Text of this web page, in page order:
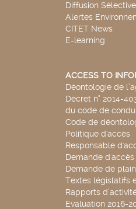
Diffusion
Alertes
CITET News
E-learning
ACCESS TO
Déontologie de
Décret n° 2014-
du code de
Code de
Politique d'accès
Responsable
Demande d'accès
Demande de
Textes législatifs
Rapports
Evaluation 2016-